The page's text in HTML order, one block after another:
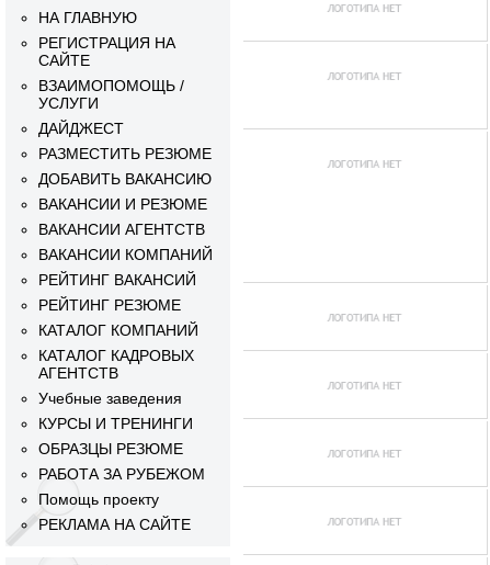
НА ГЛАВНУЮ
РЕГИСТРАЦИЯ НА
САЙТЕ
ВЗАИМОПОМОЩЬ /
УСЛУГИ
ДАЙДЖЕСТ
РАЗМЕСТИТЬ РЕЗЮМЕ
ДОБАВИТЬ ВАКАНСИЮ
ВАКАНСИИ И РЕЗЮМЕ
ВАКАНСИИ АГЕНТСТВ
ВАКАНСИИ КОМПАНИЙ
РЕЙТИНГ ВАКАНСИЙ
РЕЙТИНГ РЕЗЮМЕ
КАТАЛОГ КОМПАНИЙ
КАТАЛОГ КАДРОВЫХ
АГЕНТСТВ
Учебные заведения
КУРСЫ И ТРЕНИНГИ
ОБРАЗЦЫ РЕЗЮМЕ
РАБОТА ЗА РУБЕЖОМ
Помощь проекту
РЕКЛАМА НА САЙТЕ